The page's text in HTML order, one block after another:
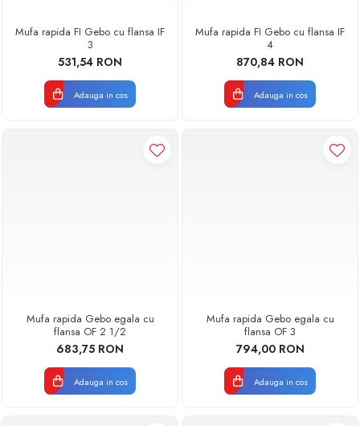
Mufa rapida FI Gebo cu flansa IF
3
531,54 RON
Adauga in cos
Mufa rapida FI Gebo cu flansa IF
4
870,84 RON
Adauga in cos
Mufa rapida Gebo egala cu
flansa OF 2 1/2
683,75 RON
Adauga in cos
Mufa rapida Gebo egala cu
flansa OF 3
794,00 RON
Adauga in cos